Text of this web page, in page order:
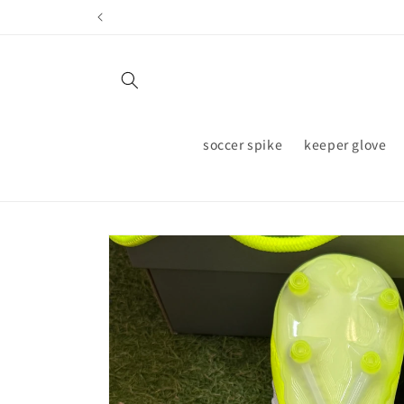
soccer spike keeper glove
Skip to
product
information